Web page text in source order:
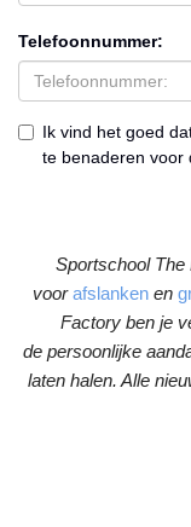
Telefoonnummer:
Ik vind het goed
te benaderen voor
Sportschool The
voorafslanken en
Factory ben je
de persoonlijke
laten halen. Alle